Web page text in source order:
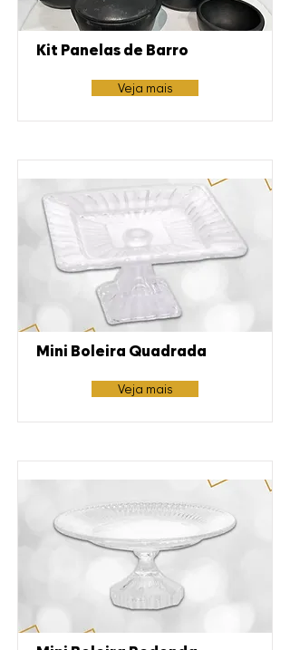
Kit Panelas de Barro
Veja mais
Mini Boleira Quadrada
Veja mais